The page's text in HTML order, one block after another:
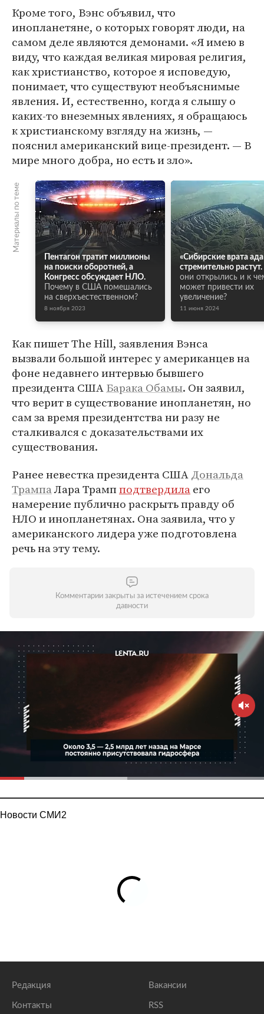
Кроме того, Вэнс объявил, что
инопланетяне, о которых говорят люди, на
самом деле являются демонами. «Я имею в
виду, что каждая великая мировая религия,
как христианство, которое я исповедую,
понимает, что существуют необъяснимые
явления. И, естественно, когда я слышу о
каких-то внеземных явлениях, я обращаюсь
к христианскому взгляду на жизнь, —
пояснил американский вице-президент. — В
мире много добра, но есть и зло».
Материалы по теме
Пентагон тратит миллионы
на поиски оборотней, а
Конгресс обсуждает НЛО.
Почему в США помешались
на сверхъестественном?
8 ноября 2023
«Сибирские врата
стремительно растут.
они открылись и к
может привести их
увеличение?
11 июня 2024
Как пишет The Hill, заявления Вэнса
вызвали большой интерес у американцев на
фоне недавнего интервью бывшего
президента СШАБарака Обамы. Он заявил,
что верит в существование инопланетян, но
сам за время президентства ни разу не
сталкивался с доказательствами их
существования.
Ранее невестка президента СШАДональда
ТрампаЛара Трампподтвердилаего
намерение публично раскрыть правду об
НЛО и инопланетянах. Она заявила, что у
американского лидера уже подготовлена
речь на эту тему.
Комментарии закрыты за истечением срока
давности
Новости СМИ2
Редакция
Контакты
Вакансии
RSS